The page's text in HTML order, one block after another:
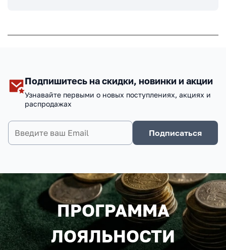
Подпишитесь на скидки, новинки и акции
Узнавайте первыми о новых поступлениях, акциях и
распродажах
Подписаться
ПРОГРАММА
ЛОЯЛЬНОСТИ